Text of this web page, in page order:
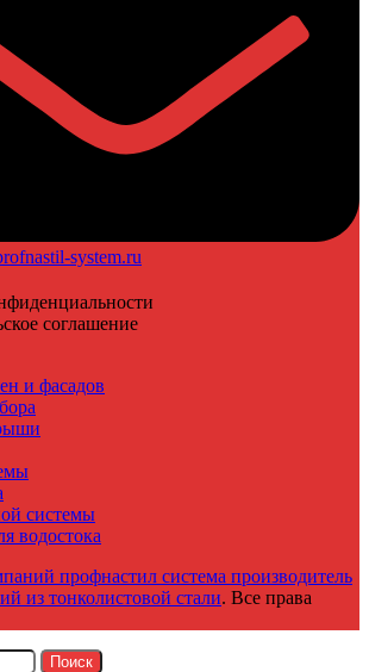
system.ru
соглашение
и фасадов
системы
водостока
профнастил система производитель
из тонколистовой стали. Все права
Поиск